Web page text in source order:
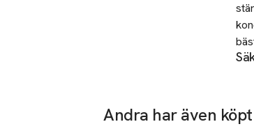
Andra har även köpt